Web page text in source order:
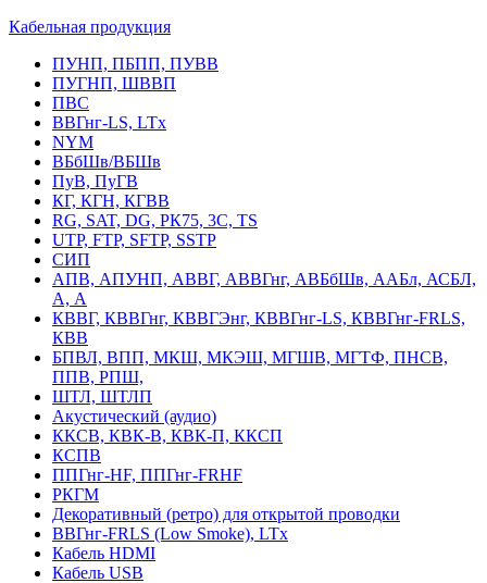
Кабельная продукция
ПУНП, ПБПП, ПУВВ
ПУГНП, ШВВП
ПВС
ВВГнг-LS, LTx
NYM
ВБбШв/ВБШв
ПуВ, ПуГВ
КГ, КГН, КГВВ
RG, SAT, DG, РК75, 3С, TS
UTP, FTP, SFTP, SSTP
СИП
АПВ, АПУНП, АВВГ, АВВГнг, АВБбШв, ААБл, АСБЛ,
А, А
КВВГ, КВВГнг, КВВГЭнг, КВВГнг-LS, КВВГнг-FRLS,
КВВ
БПВЛ, ВПП, МКШ, МКЭШ, МГШВ, МГТФ, ПНСВ,
ППВ, РПШ,
ШТЛ, ШТЛП
Акустический (аудио)
ККСВ, КВК-В, КВК-П, ККСП
КСПВ
ППГнг-HF, ППГнг-FRHF
РКГМ
Декоративный (ретро) для открытой проводки
ВВГнг-FRLS (Low Smoke), LTx
Кабель HDMI
Кабель USB